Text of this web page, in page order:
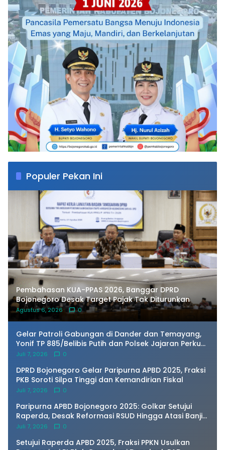
Populer Pekan Ini
Pembahasan KUA-PPAS 2026, Banggar DPRD
Bojonegoro Desak Target Pajak Tak Diturunkan
Agustus 6, 2026 0
Gelar Patroli Gabungan di Dander dan Temayang,
Yonif TP 885/Belibis Putih dan Polsek Jajaran Perkuat
Sinergi Kamtibmas
Juli 7, 2026 0
DPRD Bojonegoro Gelar Paripurna APBD 2025, Fraksi
PKB Soroti Silpa Tinggi dan Kemandirian Fiskal
Juli 7, 2026 0
Paripurna APBD Bojonegoro 2025: Golkar Setujui
Raperda, Desak Reformasi RSUD Hingga Atasi Banjir
Kota
Juli 7, 2026 0
Setujui Raperda APBD 2025, Fraksi PPKN Usulkan